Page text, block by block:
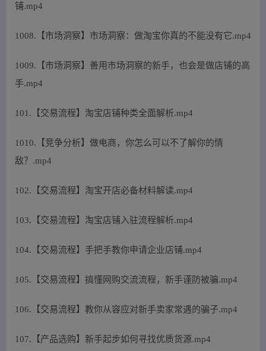
铺.mp4
1008.【市场洞察】市场洞察：做淘宝你真的不能没有它.mp4
1009.【市场洞察】善用市场洞察的新手，也会是做店铺的高
手.mp4
101.【交易流程】淘宝店铺种类全面解析.mp4
1010.【竞争分析】做电商，你怎么可以不了解你的情
敌？.mp4
102.【交易流程】淘宝开店必备材料解读.mp4
103.【交易流程】淘宝店铺入驻流程解析.mp4
104.【交易流程】手把手教你申请企业店铺.mp4
105.【交易流程】搞懂网购交流流程，新手谨防被骗.mp4
106.【交易流程】教你从容应对新手卖家常遇的骗子.mp4
107.【产品选购】新手起步如何寻找优质货源.mp4